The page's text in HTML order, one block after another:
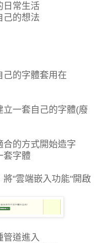
日常生活
己的想法
己的字體套用在
立一套自己的字體(廢
合的方式開始造字
套字體
"雲端嵌入功能"開啟
管道進入